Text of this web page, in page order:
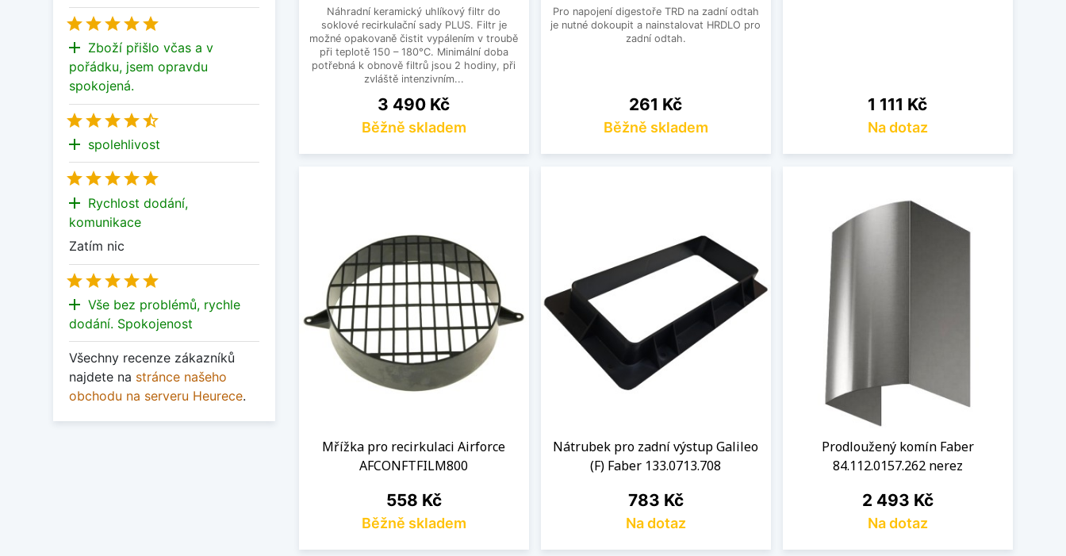

add Zboží přišlo včas a v
pořádku, jsem opravdu
spokojená.

add spolehlivost

add Rychlost dodání,
komunikace
Zatím nic

add Vše bez problémů, rychle
dodání. Spokojenost
Všechny recenze zákazníků
najdete na stránce našeho
obchodu na serveru Heurece.
Náhradní keramický uhlíkový filtr do
soklové recirkulační sady PLUS. Filtr je
možné opakovaně čistit vypálením v troubě
při teplotě 150 – 180°C. Minimální doba
potřebná k obnově filtrů jsou 2 hodiny, při
zvláště intenzivním...
Cena
3 490 Kč
Běžně skladem
Pro napojení digestoře TRD na zadní odtah
je nutné dokoupit a nainstalovat HRDLO pro
zadní odtah.
Cena
261 Kč
Běžně skladem
Cena
1 111 Kč
Na dotaz
Mřížka pro recirkulaci Airforce
AFCONFTFILM800
Cena
558 Kč
Běžně skladem
Nátrubek pro zadní výstup Galileo
(F) Faber 133.0713.708
Cena
783 Kč
Na dotaz
Prodloužený komín Faber
84.112.0157.262 nerez
Cena
2 493 Kč
Na dotaz